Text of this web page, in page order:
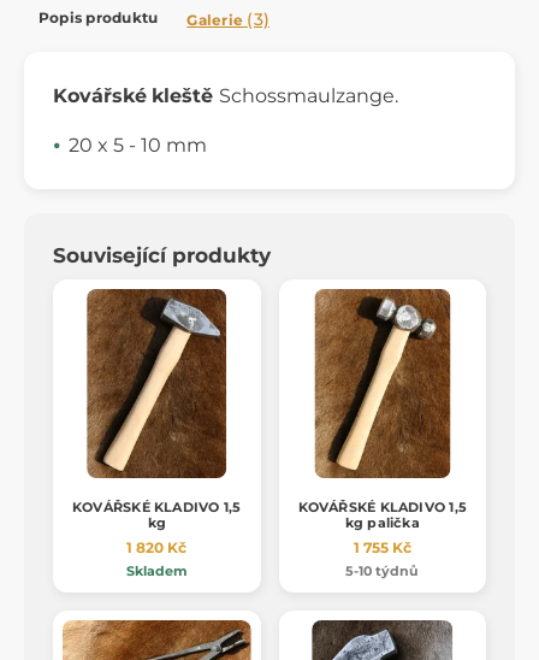
Popis produktu Galerie (3)
Kovářské kleště Schossmaulzange.
20 x 5 - 10 mm
Související produkty
KOVÁŘSKÉ KLADIVO 1,5
kg
1 820 Kč
Skladem
KOVÁŘSKÉ KLADIVO 1,5
kg palička
1 755 Kč
5-10 týdnů